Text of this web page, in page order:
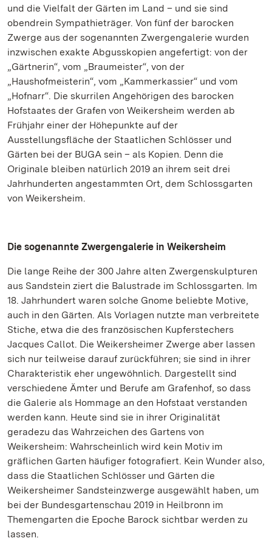
und die Vielfalt der Gärten im Land – und sie sind
obendrein Sympathieträger. Von fünf der barocken
Zwerge aus der sogenannten Zwergengalerie wurden
inzwischen exakte Abgusskopien angefertigt: von der
„Gärtnerin“, vom „Braumeister“, von der
„Haushofmeisterin“, vom „Kammerkassier“ und vom
„Hofnarr“. Die skurrilen Angehörigen des barocken
Hofstaates der Grafen von Weikersheim werden ab
Frühjahr einer der Höhepunkte auf der
Ausstellungsfläche der Staatlichen Schlösser und
Gärten bei der BUGA sein – als Kopien. Denn die
Originale bleiben natürlich 2019 an ihrem seit drei
Jahrhunderten angestammten Ort, dem Schlossgarten
von Weikersheim.
Die sogenannte Zwergengalerie in Weikersheim
Die lange Reihe der 300 Jahre alten Zwergenskulpturen
aus Sandstein ziert die Balustrade im Schlossgarten. Im
18. Jahrhundert waren solche Gnome beliebte Motive,
auch in den Gärten. Als Vorlagen nutzte man verbreitete
Stiche, etwa die des französischen Kupferstechers
Jacques Callot. Die Weikersheimer Zwerge aber lassen
sich nur teilweise darauf zurückführen; sie sind in ihrer
Charakteristik eher ungewöhnlich. Dargestellt sind
verschiedene Ämter und Berufe am Grafenhof, so dass
die Galerie als Hommage an den Hofstaat verstanden
werden kann. Heute sind sie in ihrer Originalität
geradezu das Wahrzeichen des Gartens von
Weikersheim: Wahrscheinlich wird kein Motiv im
gräflichen Garten häufiger fotografiert. Kein Wunder also,
dass die Staatlichen Schlösser und Gärten die
Weikersheimer Sandsteinzwerge ausgewählt haben, um
bei der Bundesgartenschau 2019 in Heilbronn im
Themengarten die Epoche Barock sichtbar werden zu
lassen.